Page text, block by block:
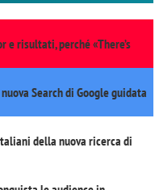
risultati, perché «There’s
Search di Google guidata
della nuova ricerca di